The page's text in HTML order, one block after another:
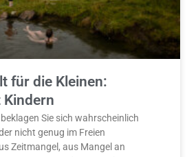
für die Kleinen:
Sie sich wahrscheinlich
nicht genug im Freien
Zeitmangel, aus Mangel an